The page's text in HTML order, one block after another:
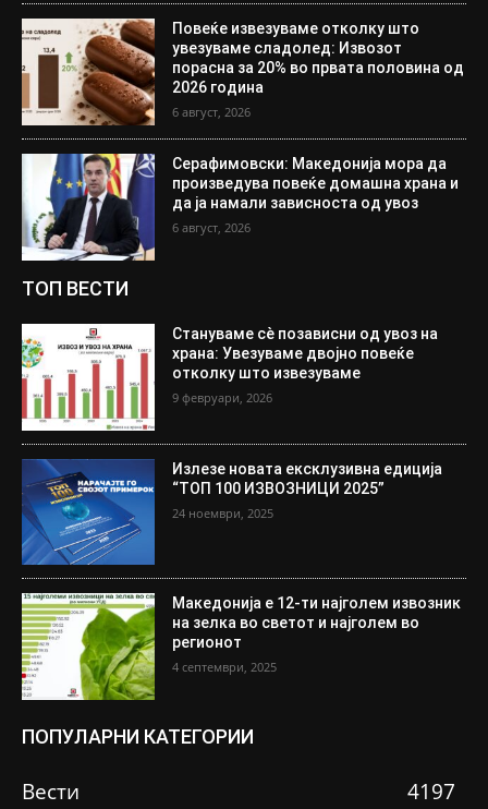
Повеќе извезуваме отколку што
увезуваме сладолед: Извозот
порасна за 20% во првата половина од
2026 година
6 август, 2026
Серафимовски: Македонија мора да
произведува повеќе домашна храна и
да ја намали зависноста од увоз
6 август, 2026
ТОП ВЕСТИ
Стануваме сè позависни од увоз на
храна: Увезуваме двојно повеќе
отколку што извезуваме
9 февруари, 2026
Излезе новата ексклузивна едиција
“ТОП 100 ИЗВОЗНИЦИ 2025”
24 ноември, 2025
Македонија е 12-ти најголем извозник
на зелка во светот и најголем во
регионот
4 септември, 2025
ПОПУЛАРНИ КАТЕГОРИИ
Вести
4197